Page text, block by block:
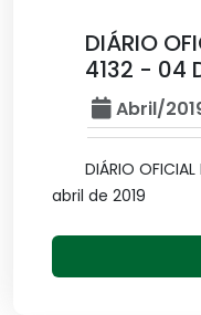
DIÁRIO
4132 - 04
Abril/
DIÁRIO
abril de 2019